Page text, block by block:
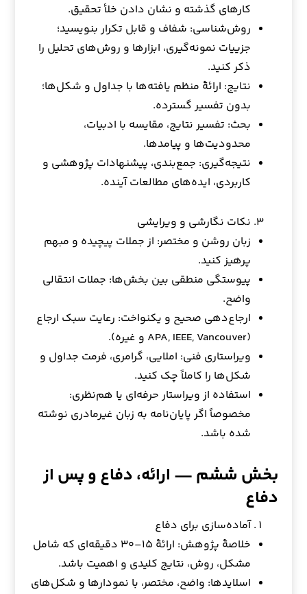
کارهای گذشته و نشان دادن خلأ تحقیق.
روش‌شناسی: شفاف و قابل تکرار بنویسید؛
جزییات نمونه‌گیری، ابزارها و روش‌های تحلیل را
ذکر کنید.
نتایج: ارائهٔ منظم یافته‌ها با جداول و شکل‌ها؛
بدون تفسیر گسترده.
بحث: تفسیر نتایج، مقایسه با ادبیات،
محدودیت‌ها و پیامدها.
نتیجه‌گیری: جمع‌بندی، پیشنهادات پژوهشی و
کاربردی، ایده‌های مطالعات آینده.
نکات نگارشی و ویرایشی
زبان روشن و مختصر: از جملات پیچیده و مبهم
پرهیز کنید.
پیوستگی منطقی بین بخش‌ها: جملات انتقالی
واضح.
ارجاع‌دهی صحیح و یکنواخت: رعایت سبک ارجاع
(APA, IEEE, Vancouver و غیره).
ویراستاری فنی: املایی، گرامری، فرمت جداول و
شکل‌ها را کاملاً چک کنید.
استفاده از ویراستار حرفه‌ای یا هم‌نظری:
مخصوصاً اگر پایان‌نامه به زبان غیرمادری نوشته
شده باشد.
بخش ششم — ارائه، دفاع و پس از
دفاع
آماده‌سازی برای دفاع
خلاصهٔ پژوهش: ارائهٔ ۱۵–۳۰ دقیقه‌ای که شامل
مشکل، روش، نتایج کلیدی و اهمیت باشد.
اسلایدها: واضح، مختصر، با نمودارها و شکل‌های